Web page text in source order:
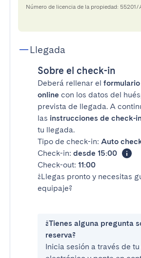
Número de licencia de la propiedad: 55201/
Llegada
Sobre el check-in
Deberá rellenar el
online con los datos del
prevista de llegada. A
las instrucciones de check-in
tu llegada.
Tipo de check-in: Auto
Check-in: desde 15:00
Check-out: 11:00
¿Llegas pronto y necesitas
equipaje?
¿Tienes alguna pregunta
reserva?
Inicia sesión a través de